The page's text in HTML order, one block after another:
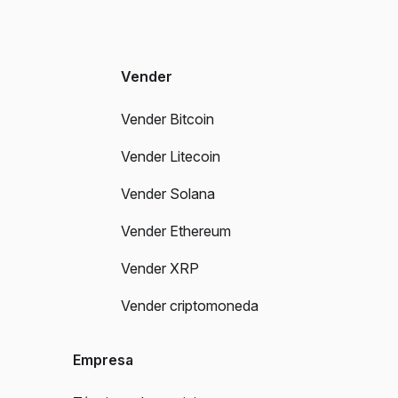
Vender
Vender Bitcoin
Vender Litecoin
Vender Solana
Vender Ethereum
Vender XRP
Vender criptomoneda
Empresa